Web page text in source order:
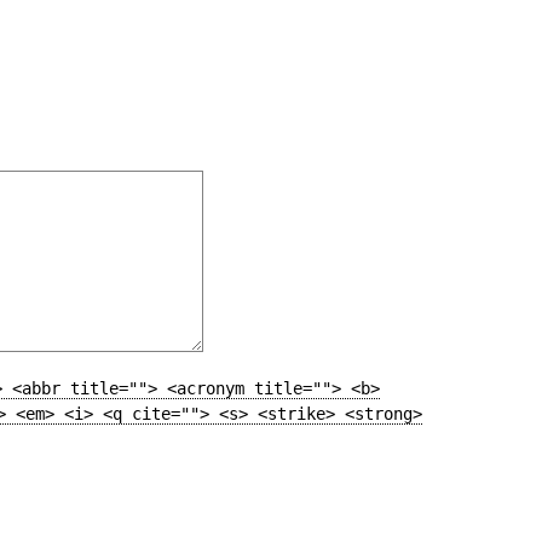
title=""> <acronym title=""> <b>
<em> <i> <q cite=""> <s> <strike> <strong>